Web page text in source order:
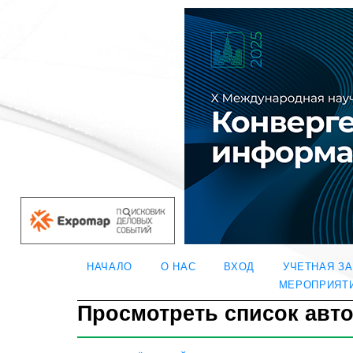
НАЧАЛО О НАС ВХОД
УЧЕТНАЯ
Просмотреть список